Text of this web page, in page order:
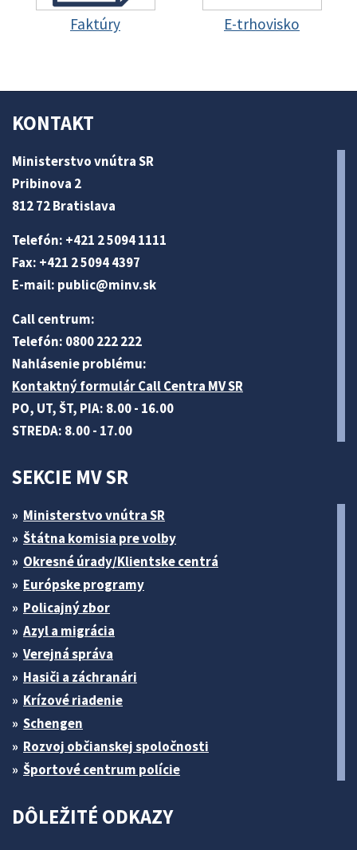
Faktúry E-trhovisko
KONTAKT
Ministerstvo vnútra SR
Pribinova 2
812 72 Bratislava
Telefón: +421 2 5094 1111
Fax: +421 2 5094 4397
E-mail: public@minv.sk
Call centrum:
Telefón: 0800 222 222
Nahlásenie problému:
Kontaktný formulár Call Centra MV SR
PO, UT, ŠT, PIA: 8.00 - 16.00
STREDA: 8.00 - 17.00
SEKCIE MV SR
Ministerstvo vnútra SR
Štátna komisia pre volby
Okresné úrady/Klientske centrá
Európske programy
Policajný zbor
Azyl a migrácia
Verejná správa
Hasiči a záchranári
Krízové riadenie
Schengen
Rozvoj občianskej spoločnosti
Športové centrum polície
DÔLEŽITÉ ODKAZY